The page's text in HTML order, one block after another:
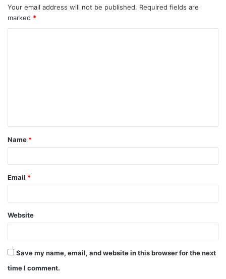
Your email address will not be published. Required fields are
marked *
t
*
Name *
Email *
Website
Save my name, email, and website in this browser for the next
time I comment.